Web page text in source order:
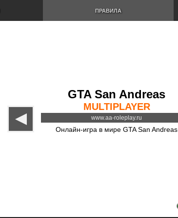
ПРАВИЛА
GTA San Andreas
MULTIPLAYER
Онлайн-игра в мире GTA San Andreas
www.aa-roleplay.ru